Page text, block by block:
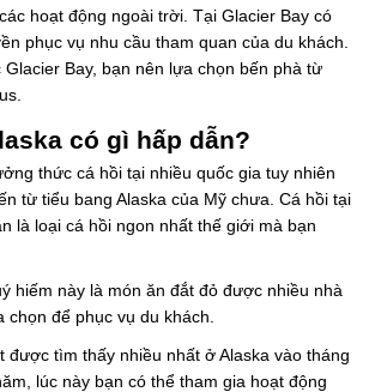
hoạt động ngoài trời. Tại Glacier Bay có
phục vụ nhu cầu tham quan của du khách.
Bay, bạn nên lựa chọn bến phà từ
có gì hấp dẫn?
thức cá hồi tại nhiều quốc gia tuy nhiên
từ tiểu bang Alaska của Mỹ chưa. Cá hồi tại
là loại cá hồi ngon nhất thế giới mà bạn
hiếm này là món ăn đắt đỏ được nhiều nhà
chọn để phục vụ du khách.
được tìm thấy nhiều nhất ở Alaska vào tháng
lúc này bạn có thể tham gia hoạt động